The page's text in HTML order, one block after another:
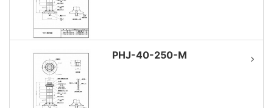
PHJ-40-250-M